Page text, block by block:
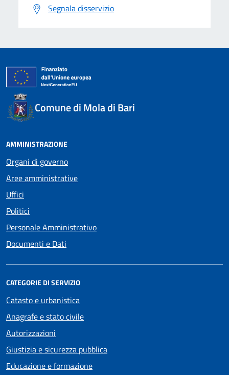
Segnala disservizio
Comune di Mola di Bari
AMMINISTRAZIONE
Organi di governo
Aree amministrative
Uffici
Politici
Personale Amministrativo
Documenti e Dati
CATEGORIE DI SERVIZIO
Catasto e urbanistica
Anagrafe e stato civile
Autorizzazioni
Giustizia e sicurezza pubblica
Educazione e formazione